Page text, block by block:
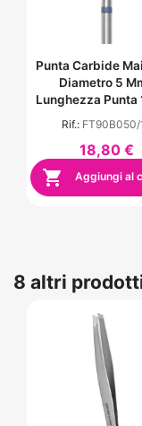
Punta Carbide
Diametro 5
Lunghezza Punta
Rif.: FT90B050/
18,80 €
 Aggiungi al
8 altri